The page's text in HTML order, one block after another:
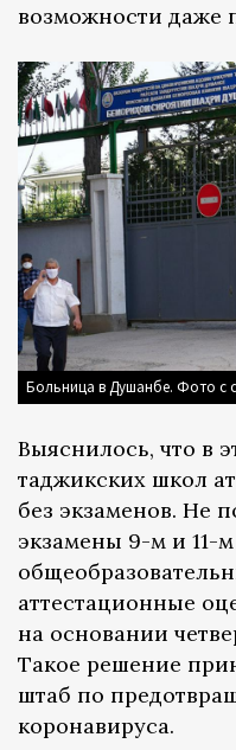
возможности даже
Больница в Душанбе. Фото с
Выяснилось, что в
таджикских школ
без экзаменов. Не
экзамены 9-м и 11-
аттестационные
на основании
Такое решение
штаб по
коронавируса.